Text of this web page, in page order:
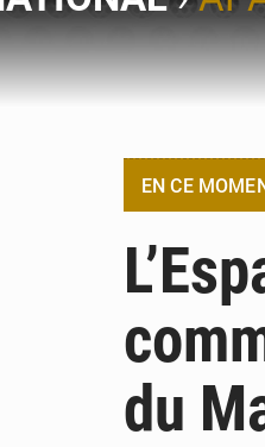
EN CE
du